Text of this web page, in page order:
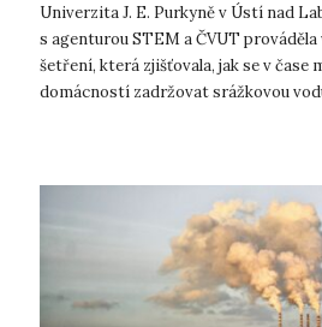
Univerzita J. E. Purkyně v Ústí nad
s agenturou STEM a ČVUT prováděla
šetření, která zjišťovala, jak se v čase
domácností zadržovat srážkovou